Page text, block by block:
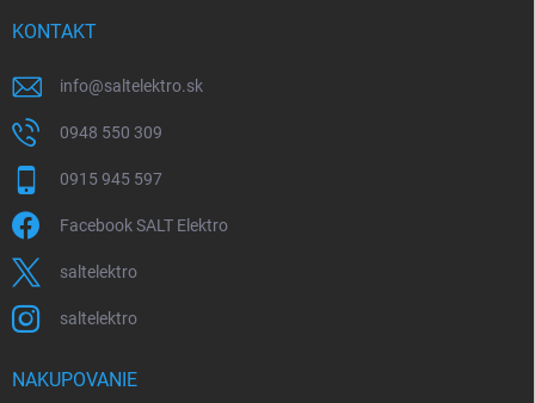
KONTAKT
info@saltelektro.sk
0948 550 309
0915 945 597
Facebook SALT Elektro
saltelektro
saltelektro
NAKUPOVANIE